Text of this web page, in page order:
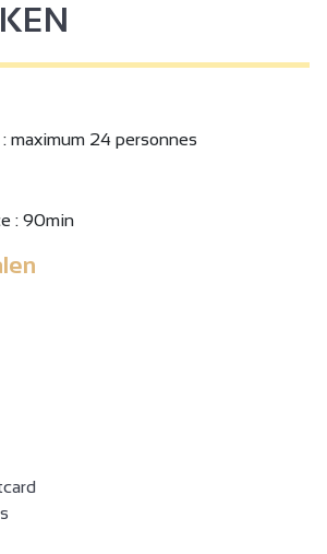
maximum 24 personnes
: 90min